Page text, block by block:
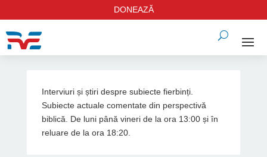
DONEAZĂ
Interviuri și știri despre subiecte fierbinți.
Subiecte actuale comentate din perspectivă
biblică. De luni până vineri de la ora 13:00 și în
reluare de la ora 18:20.